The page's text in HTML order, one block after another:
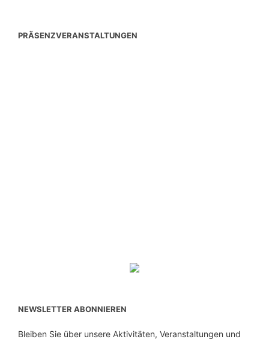
PRÄSENZVERANSTALTUNGEN
NEWSLETTER ABONNIEREN
Bleiben Sie über unsere Aktivitäten, Veranstaltungen und